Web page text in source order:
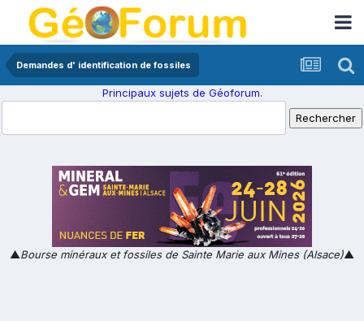
Demandes d' identification de fossiles
Principaux sujets de Géoforum.
▲Bourse minéraux et fossiles de Sainte Marie aux Mines (Alsace)▲